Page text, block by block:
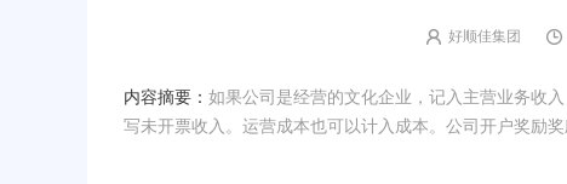
好顺佳集团
内容摘要： 如果公司是经营的文化企业，记入主营业务收
写未开票收入。运营成本也可以计入成本。公司开户奖励